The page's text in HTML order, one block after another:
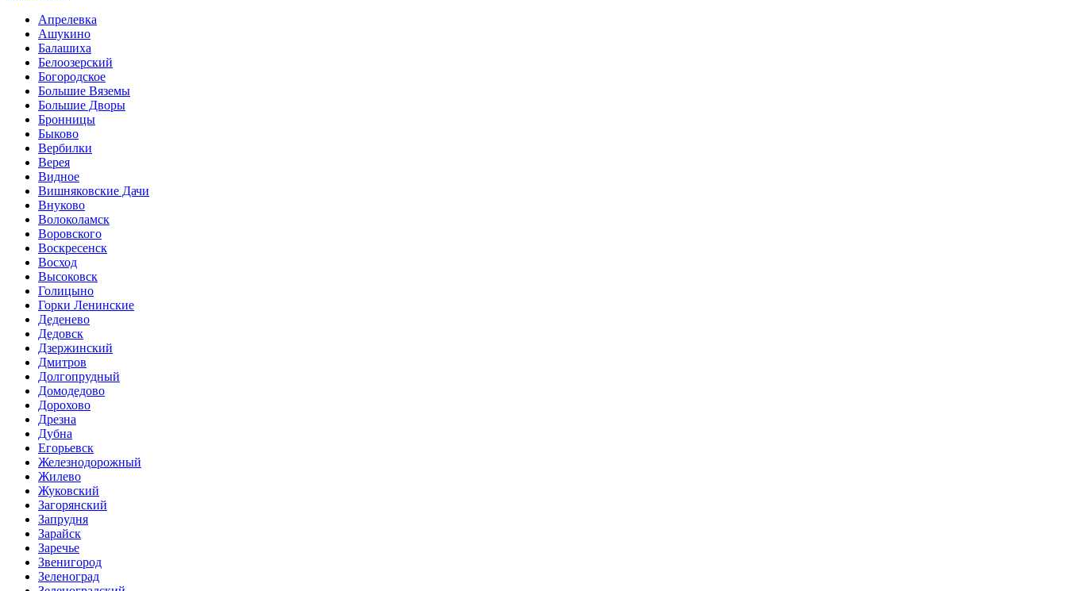
Апрелевка
Ашукино
Балашиха
Белоозерский
Богородское
Большие Вяземы
Большие Дворы
Бронницы
Быково
Вербилки
Верея
Видное
Вишняковские Дачи
Внуково
Волоколамск
Воровского
Воскресенск
Восход
Высоковск
Голицыно
Горки Ленинские
Деденево
Дедовск
Дзержинский
Дмитров
Долгопрудный
Домодедово
Дорохово
Дрезна
Дубна
Егорьевск
Железнодорожный
Жилево
Жуковский
Загорянский
Запрудня
Зарайск
Заречье
Звенигород
Зеленоград